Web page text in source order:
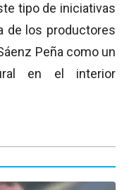
tipo de iniciativas
de los productores
Peña como un
en el interior